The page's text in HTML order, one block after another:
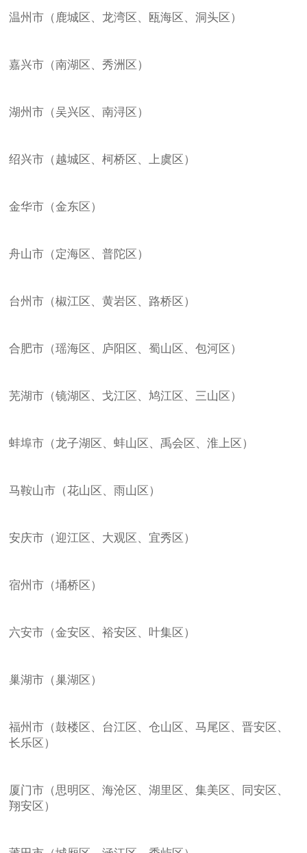
温州市（鹿城区、龙湾区、瓯海区、洞头区）
嘉兴市（南湖区、秀洲区）
湖州市（吴兴区、南浔区）
绍兴市（越城区、柯桥区、上虞区）
金华市（金东区）
舟山市（定海区、普陀区）
台州市（椒江区、黄岩区、路桥区）
合肥市（瑶海区、庐阳区、蜀山区、包河区）
芜湖市（镜湖区、戈江区、鸠江区、三山区）
蚌埠市（龙子湖区、蚌山区、禹会区、淮上区）
马鞍山市（花山区、雨山区）
安庆市（迎江区、大观区、宜秀区）
宿州市（埇桥区）
六安市（金安区、裕安区、叶集区）
巢湖市（巢湖区）
福州市（鼓楼区、台江区、仓山区、马尾区、晋安区、
长乐区）
厦门市（思明区、海沧区、湖里区、集美区、同安区、
翔安区）